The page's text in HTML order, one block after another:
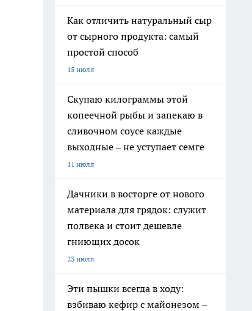
Как отличить натуральный сыр
от сырного продукта: самый
простой способ
15 июля
Скупаю килограммы этой
копеечной рыбы и запекаю в
сливочном соусе каждые
выходные – не уступает семге
11 июля
Дачники в восторге от нового
материала для грядок: служит
полвека и стоит дешевле
гниющих досок
23 июля
Эти пышки всегда в ходу:
взбиваю кефир с майонезом –